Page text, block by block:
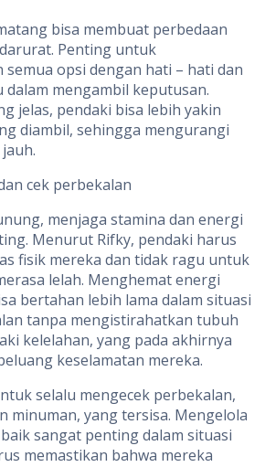
bisa membuat perbedaan
Penting untuk
opsi dengan hati – hati dan
mengambil keputusan.
jelas, pendaki bisa lebih yakin
diambil, sehingga mengurangi
cek perbekalan
menjaga stamina dan energi
Menurut Rifky, pendaki harus
fisik mereka dan tidak ragu untuk
lelah. Menghemat energi
bertahan lebih lama dalam situasi
tanpa mengistirahatkan tubuh
kelelahan, yang pada akhirnya
keselamatan mereka.
selalu mengecek perbekalan,
minuman, yang tersisa. Mengelola
sangat penting dalam situasi
memastikan bahwa mereka